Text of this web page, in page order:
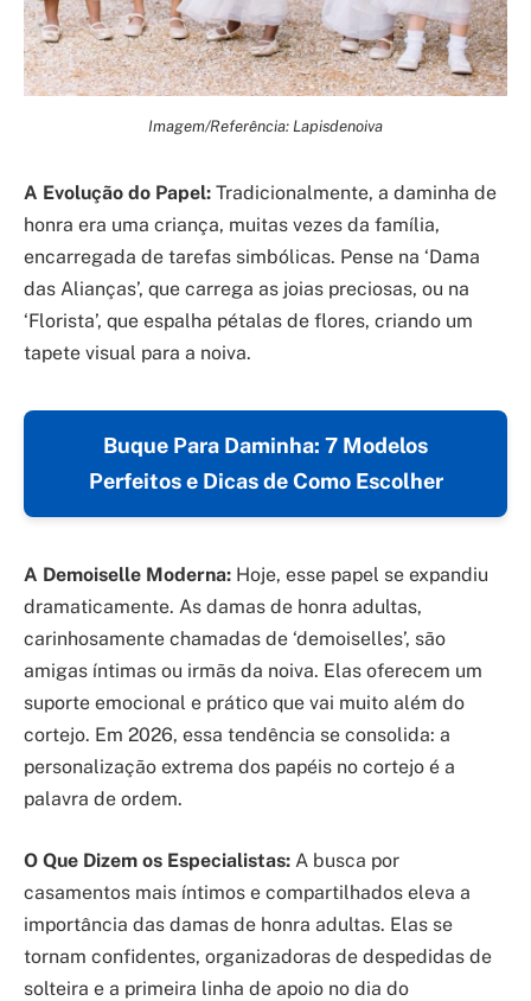
Imagem/Referência: Lapisdenoiva
A Evolução do Papel: Tradicionalmente, a daminha de
honra era uma criança, muitas vezes da família,
encarregada de tarefas simbólicas. Pense na ‘Dama
das Alianças’, que carrega as joias preciosas, ou na
‘Florista’, que espalha pétalas de flores, criando um
tapete visual para a noiva.
Buque Para Daminha: 7 Modelos
Perfeitos e Dicas de Como Escolher
A Demoiselle Moderna: Hoje, esse papel se expandiu
dramaticamente. As damas de honra adultas,
carinhosamente chamadas de ‘demoiselles’, são
amigas íntimas ou irmãs da noiva. Elas oferecem um
suporte emocional e prático que vai muito além do
cortejo. Em 2026, essa tendência se consolida: a
personalização extrema dos papéis no cortejo é a
palavra de ordem.
O Que Dizem os Especialistas: A busca por
casamentos mais íntimos e compartilhados eleva a
importância das damas de honra adultas. Elas se
tornam confidentes, organizadoras de despedidas de
solteira e a primeira linha de apoio no dia do